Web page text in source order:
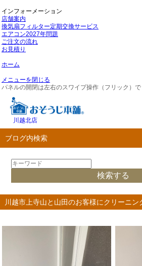
インフォーメーション
店舗案内
換気扇フィルター定期交換サービス
エアコン2027年問題
ご注文の流れ
お見積り
ホーム
メニューを閉じる
パネルの開閉は左右のスワイプ操作（フリック）
川越北店
ブログ内検索
川越市上寺山と山田のお客様にクリーニ